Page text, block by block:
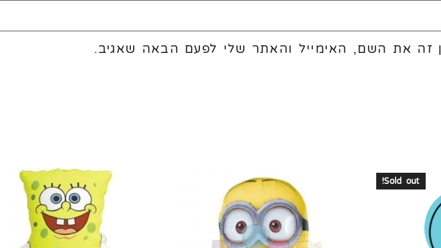
זה את השם, האימייל והאתר שלי לפעם הבאה שאגיב.
Sold out!